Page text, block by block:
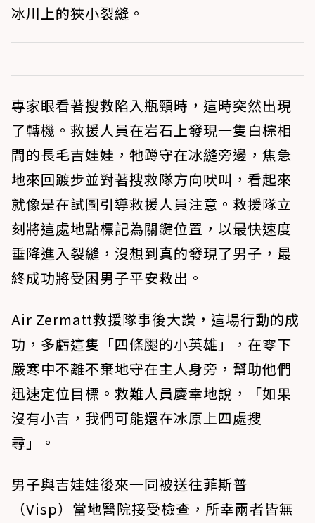
冰川上的狹小裂縫。
專家眼看著搜救陷入瓶頸時，這時突然出現
了轉機。救援人員在岩石上發現一隻白棕相
間的長毛吉娃娃，牠蹲守在冰縫旁邊，焦急
地來回踱步並對著搜救隊方向吠叫，看起來
就像是在試圖引導救援人員注意。救援隊立
刻將這處地點標記為關鍵位置，以最快速度
垂降進入裂縫，沒想到真的發現了男子，最
終成功將受困男子平安救出。
Air Zermatt救援隊事後大讚，這場行動的成
功，多虧這隻「四條腿的小英雄」，在零下
嚴寒中不離不棄地守在主人身旁，幫助他們
迅速定位目標。救難人員慶幸地說，「如果
沒有小吉，我們可能還在冰原上四處搜
尋」。
男子與吉娃娃後來一同被送往菲斯普
（Visp）當地醫院接受檢查，所幸兩者皆無